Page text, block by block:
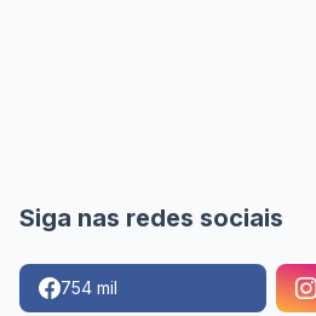
Siga nas redes sociais
754 mil